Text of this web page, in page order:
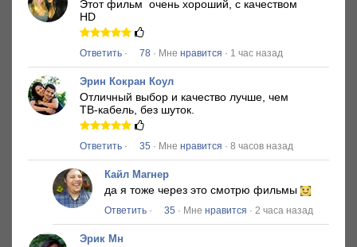
Этот фильм очень хороший, с качеством
HD
Ответить · 78 · Мне нравится · 1 час назад
Эрин Кокран Коул
Отличный выбор и качество лучше, чем
ТВ-кабель, без шуток.
Ответить · 35 · Мне нравится · 8 часов назад
Кайл Магнер
да я тоже через это смотрю фильмы
Ответить · 35 · Мне нравится · 2 часа назад
Эрик Мн